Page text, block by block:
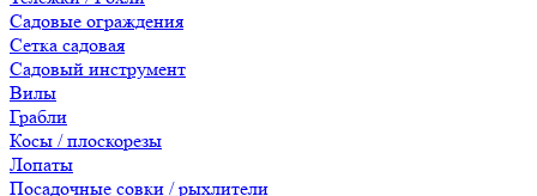
Садовые ограждения
Сетка садовая
Садовый инструмент
Вилы
Грабли
Косы / плоскорезы
Лопаты
Посадочные совки / рыхлители